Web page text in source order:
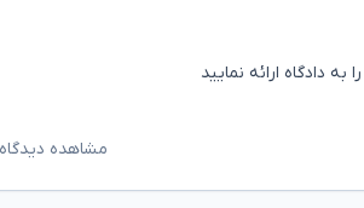
دادگاه ارائه نمایید
مشاهده